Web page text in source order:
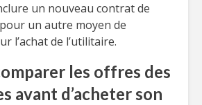
un nouveau contrat de
un autre moyen de
l’achat de l’utilitaire.
les offres des
avant d’acheter son